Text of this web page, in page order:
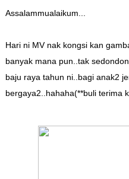
Assalammualaikum...
Hari ni MV nak kongsi kan
banyak mana pun..tak
baju raya tahun ni..bagi anak2
bergaya2..hahaha(**buli terima